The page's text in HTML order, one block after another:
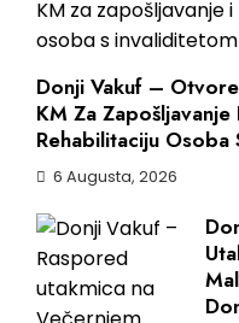
Donji Vakuf –
KM Za
Rehabilitaciju
6 Augusta, 2026